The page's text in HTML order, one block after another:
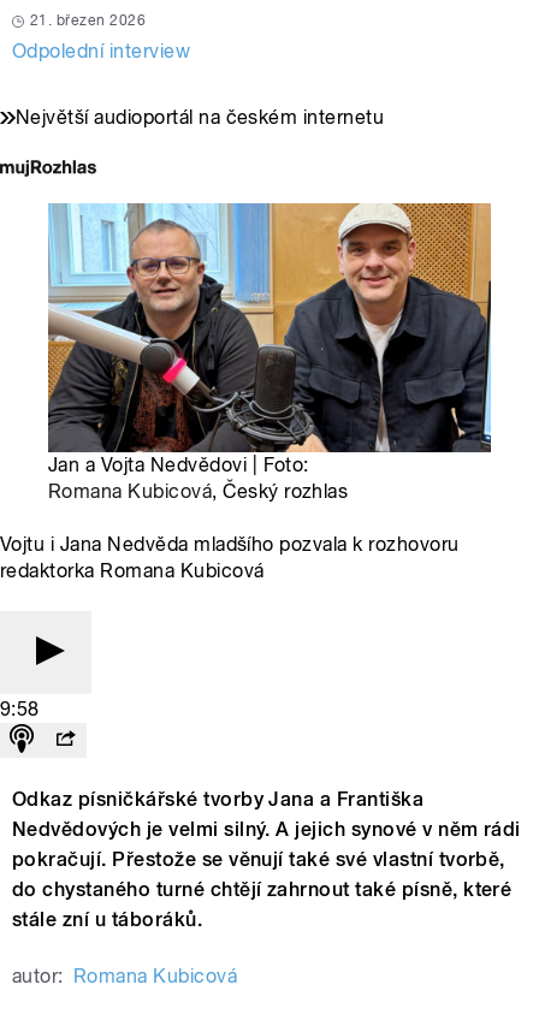
21. březen 2026
Odpolední interview
Největší audioportál na českém internetu
Jan a Vojta Nedvědovi | Foto:
Romana Kubicová, Český rozhlas
Vojtu i Jana Nedvěda mladšího pozvala k rozhovoru
redaktorka Romana Kubicová
9:58
Odkaz písničkářské tvorby Jana a Františka
Nedvědových je velmi silný. A jejich synové v něm rádi
pokračují. Přestože se věnují také své vlastní tvorbě,
do chystaného turné chtějí zahrnout také písně, které
stále zní u táboráků.
autor: Romana Kubicová